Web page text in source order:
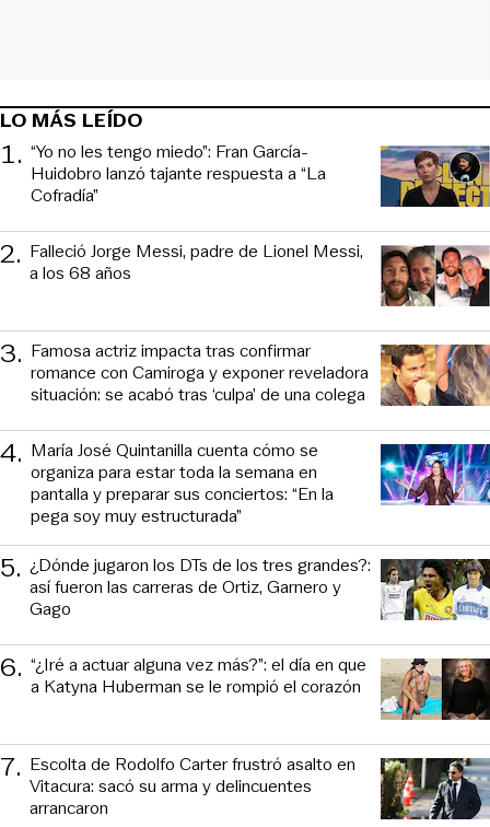
LO MÁS LEÍDO
1. “Yo no les tengo miedo”: Fran García-
Huidobro lanzó tajante respuesta a “La
Cofradía”
2. Falleció Jorge Messi, padre de Lionel Messi,
a los 68 años
3. Famosa actriz impacta tras confirmar
romance con Camiroga y exponer reveladora
situación: se acabó tras ‘culpa’ de una colega
4. María José Quintanilla cuenta cómo se
organiza para estar toda la semana en
pantalla y preparar sus conciertos: “En la
pega soy muy estructurada”
5. ¿Dónde jugaron los DTs de los tres grandes?:
así fueron las carreras de Ortiz, Garnero y
Gago
6. “¿Iré a actuar alguna vez más?”: el día en que
a Katyna Huberman se le rompió el corazón
7. Escolta de Rodolfo Carter frustró asalto en
Vitacura: sacó su arma y delincuentes
arrancaron